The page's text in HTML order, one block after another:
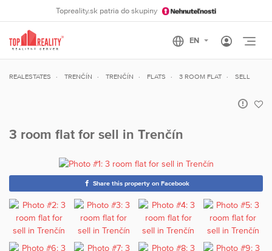
Topreality.sk patria do skupiny
REALESTATES TRENČÍN TRENČÍN FLATS 3 ROOM FLAT SELL
3 room flat for sell in Trenčín
Share this property on Facebook